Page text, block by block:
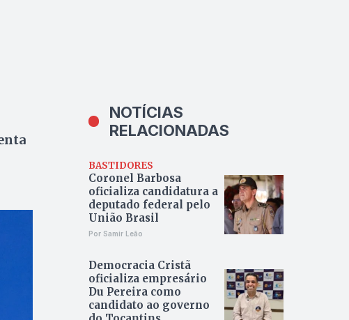
NOTÍCIAS
RELACIONADAS
BASTIDORES
Coronel Barbosa
oficializa candidatura a
deputado federal pelo
União Brasil
Por Samir Leão
Democracia Cristã
oficializa empresário
Du Pereira como
candidato ao governo